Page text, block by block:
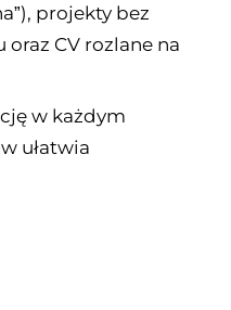
projekty bez
CV rozlane na
w każdym
ułatwia